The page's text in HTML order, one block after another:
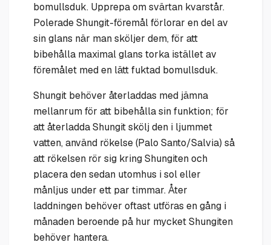
bomullsduk. Upprepa om svärtan kvarstår.
Polerade Shungit-föremål förlorar en del av
sin glans när man sköljer dem, för att
bibehålla maximal glans torka istället av
föremålet med en lätt fuktad bomullsduk.
Shungit behöver återladdas med jämna
mellanrum för att bibehålla sin funktion; för
att återladda Shungit skölj den i ljummet
vatten, använd rökelse (Palo Santo/Salvia) så
att rökelsen rör sig kring Shungiten och
placera den sedan utomhus i sol eller
månljus under ett par timmar. Åter
laddningen behöver oftast utföras en gång i
månaden beroende på hur mycket Shungiten
behöver hantera.